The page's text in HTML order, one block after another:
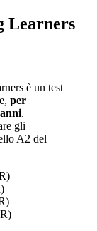
Learners
è un test
per
.
gli
A2 del